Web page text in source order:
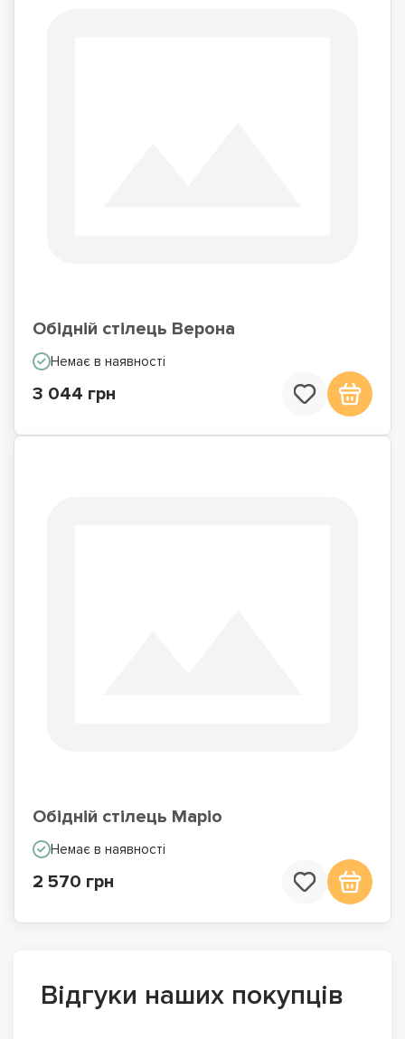
Обідній стілець Верона
Немає в наявності
3 044 грн
Обідній стілець Маріо
Немає в наявності
2 570 грн
Відгуки наших покупців